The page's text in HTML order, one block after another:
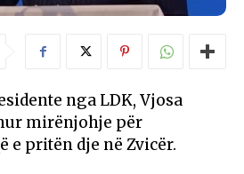
nga LDK, Vjosa
mirënjohje për
e pritën dje në Zvicër.